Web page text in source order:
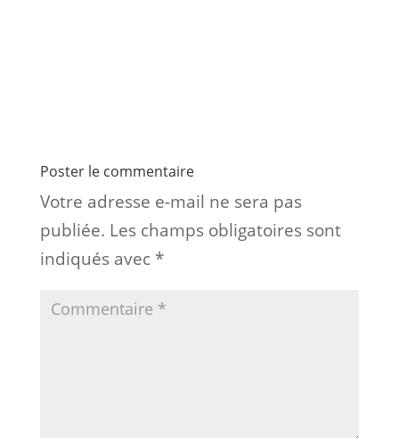
Poster le commentaire
Votre adresse e-mail ne sera pas
publiée. Les champs obligatoires sont
indiqués avec *